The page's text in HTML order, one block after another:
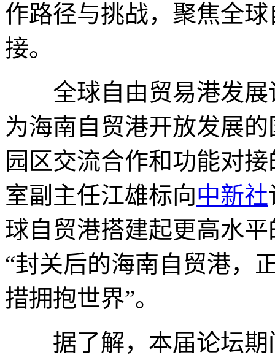
作路径与挑战，聚焦全
接。
全球自由贸易港发展
为海南自贸港开放发展
园区交流合作和功能对
室副主任江雄标向中新社
球自贸港搭建起更高水
“封关后的海南自贸港，
措拥抱世界”。
据了解，本届论坛期